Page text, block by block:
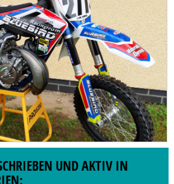
UND AKTIV IN